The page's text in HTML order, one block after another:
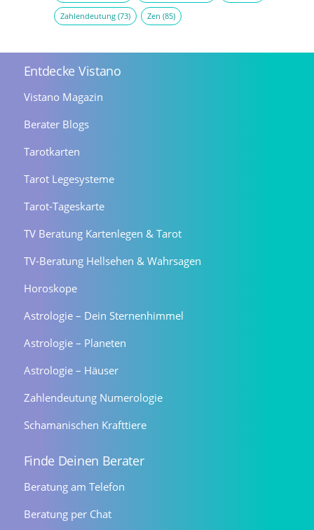
Zahlendeutung(73) Zen (85)
Entdecke Vistano
Vistano Magazin
Berater Blogs
Tarotkarten
Tarot Legesysteme
Tarot-Tageskarte
TV Beratung Kartenlegen & Tarot
TV-Beratung Hellsehen & Wahrsagen
Horoskope
Astrologie – Dein Sternenhimmel
Astrologie – Planeten
Astrologie – Häuser
Zahlendeutung Numerologie
Schamanischen Krafttiere
Finde Deinen Berater
Beratung am Telefon
Beratung per Chat